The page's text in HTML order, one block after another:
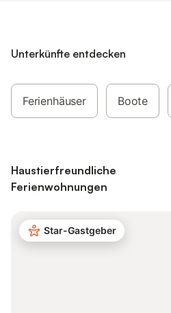
Unterkünfte entdecken
Ferienhäuser Boote
Haustierfreundliche
Ferienwohnungen
Star-Gastgeber